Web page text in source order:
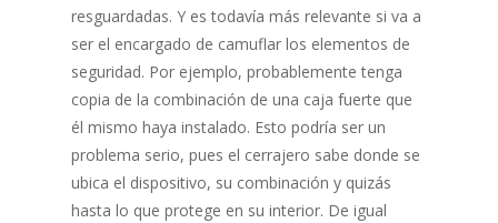
resguardadas. Y es todavía más relevante si va a
ser el encargado de camuflar los elementos de
seguridad. Por ejemplo, probablemente tenga
copia de la combinación de una caja fuerte que
él mismo haya instalado. Esto podría ser un
problema serio, pues el cerrajero sabe donde se
ubica el dispositivo, su combinación y quizás
hasta lo que protege en su interior. De igual